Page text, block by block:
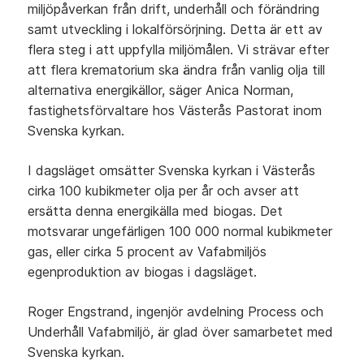
miljöpåverkan från drift, underhåll och förändring
samt utveckling i lokalförsörjning. Detta är ett av
flera steg i att uppfylla miljömålen. Vi strävar efter
att flera krematorium ska ändra från vanlig olja till
alternativa energikällor, säger Anica Norman,
fastighetsförvaltare hos Västerås Pastorat inom
Svenska kyrkan.
I dagsläget omsätter Svenska kyrkan i Västerås
cirka 100 kubikmeter olja per år och avser att
ersätta denna energikälla med biogas. Det
motsvarar ungefärligen 100 000 normal kubikmeter
gas, eller cirka 5 procent av Vafabmiljös
egenproduktion av biogas i dagsläget.
Roger Engstrand, ingenjör avdelning Process och
Underhåll Vafabmiljö, är glad över samarbetet med
Svenska kyrkan.